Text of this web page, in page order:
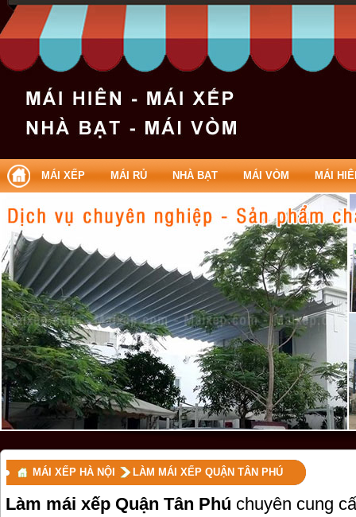
Làm mái xếp Quận Tân Phú | Lam mai xep Quan Tan
MÁI XẾP MÁI RỦ NHÀ BẠT MÁI VÒM MÁI
MÁI XẾP HÀ NỘI LÀM MÁI XẾP QUẬN TÂN PHÚ
Làm mái xếp Quận Tân Phú chuyên cung